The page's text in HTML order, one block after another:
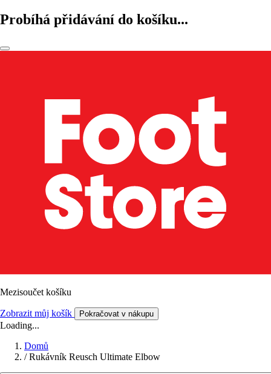
Probíhá přidávání do košíku...
Mezisoučet košíku
Zobrazit můj košík Pokračovat v nákupu
Loading...
Domů
/ Rukávník Reusch Ultimate Elbow